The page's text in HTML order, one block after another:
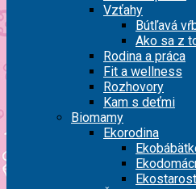
Vzťahy
Bútľavá
Ako sa z
Rodina a práca
Fit a wellness
Rozhovory
Kam s deťmi
Biomamy
Ekorodina